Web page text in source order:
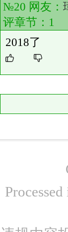
№20 网友：
评章节： 1
2018了